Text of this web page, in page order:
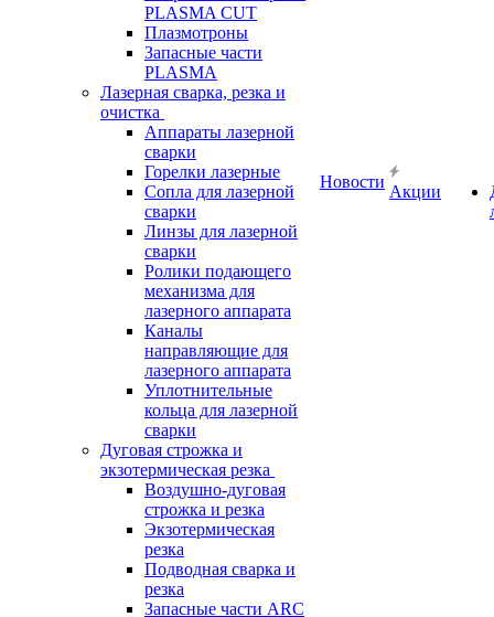
PLASMA CUT
Плазмотроны
Запасные части
PLASMA
Лазерная сварка, резка и
очистка
Аппараты лазерной
сварки
Горелки лазерные
Сопла для лазерной
сварки
Линзы для лазерной
сварки
Ролики подающего
механизма для
лазерного аппарата
Каналы
направляющие для
лазерного аппарата
Уплотнительные
кольца для лазерной
сварки
Дуговая строжка и
экзотермическая резка
Воздушно-дуговая
строжка и резка
Экзотермическая
резка
Подводная сварка и
резка
Запасные части ARC
Новости
Акции